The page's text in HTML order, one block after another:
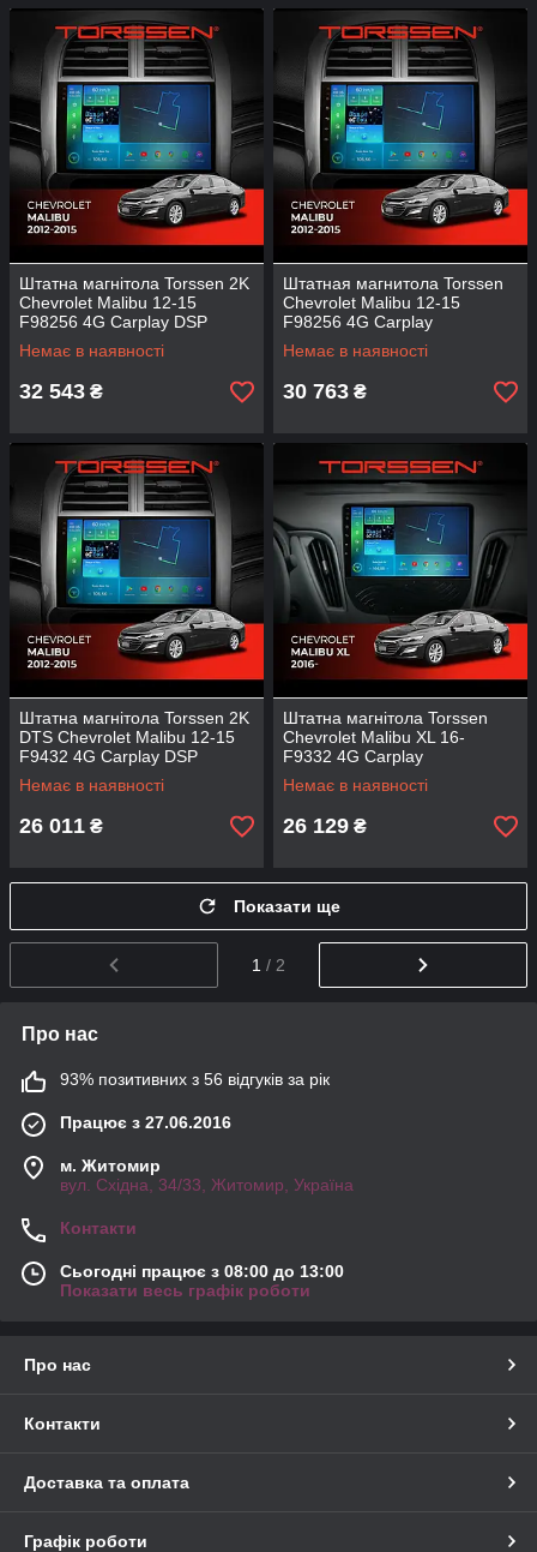
Штатна магнітола Torssen 2K
Chevrolet Malibu 12-15
F98256 4G Carplay DSP
Немає в наявності
32 543 ₴
Штатная магнитола Torssen
Chevrolet Malibu 12-15
F98256 4G Carplay
Немає в наявності
30 763 ₴
Штатна магнітола Torssen 2K
DTS Chevrolet Malibu 12-15
F9432 4G Carplay DSP
Немає в наявності
26 011 ₴
Штатна магнітола Torssen
Chevrolet Malibu XL 16-
F9332 4G Carplay
Немає в наявності
26 129 ₴
Показати ще
1 / 2
Про нас
93% позитивних з 56 відгуків за рік
Працює з 27.06.2016
м. Житомир
вул. Східна, 34/33, Житомир, Україна
Контакти
Сьогодні працює з 08:00 до 13:00
Показати весь графік роботи
Про нас
Контакти
Доставка та оплата
Графік роботи